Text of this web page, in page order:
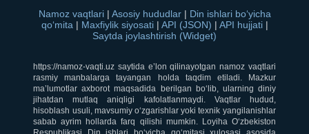
Namoz vaqtlari | Asosiy hududlar | Din ishlari bo‘yicha
qo‘mita | Maxfiylik siyosati | API (JSON) | API hujjati |
Saytda joylashtirish (Widget)
https://namoz-vaqti.uz saytida e’lon qilinayotgan namoz vaqtlari
rasmiy manbalarga tayangan holda taqdim etiladi. Mazkur
ma’lumotlar axborot maqsadida berilgan bo‘lib, ularning diniy
jihatdan mutlaq aniqligi kafolatlanmaydi. Vaqtlar hudud,
hisoblash usuli, mavsumiy o‘zgarishlar yoki texnik yangilanishlar
sabab ayrim hollarda farq qilishi mumkin. Loyiha O‘zbekiston